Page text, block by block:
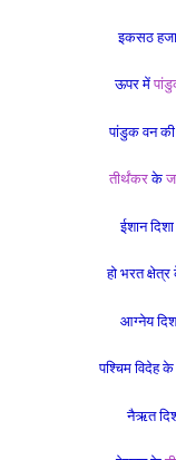
इकसठ
ऊपर में
पांडुक वन
तीर्थंकरके
ईशान
हो भरत
आग्नेय
पश्चिम विदेह
नैऋत दिश